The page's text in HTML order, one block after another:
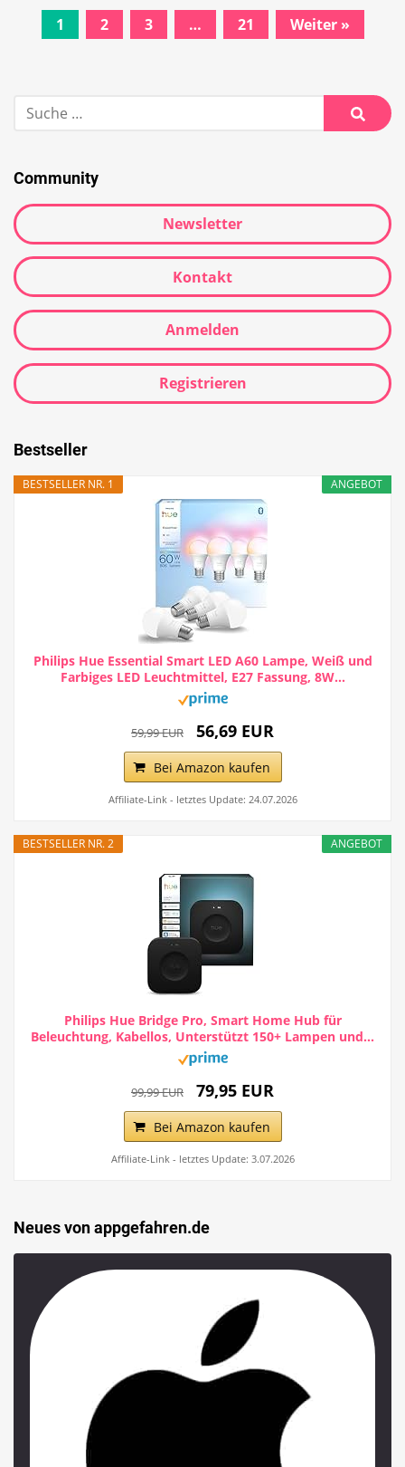
Beitrags-
Navigation
1 2 3 … 21 Weiter »
Suche
nach:
Suche
Community
Newsletter
Kontakt
Anmelden
Registrieren
Bestseller
ANGEBOT
BESTSELLER NR. 1
Philips Hue Essential Smart LED A60 Lampe, Weiß und
Farbiges LED Leuchtmittel, E27 Fassung, 8W...
59,99 EUR 56,69 EUR
Bei Amazon kaufen
Affiliate-Link - letztes Update: 24.07.2026
ANGEBOT
BESTSELLER NR. 2
Philips Hue Bridge Pro, Smart Home Hub für
Beleuchtung, Kabellos, Unterstützt 150+ Lampen und...
99,99 EUR 79,95 EUR
Bei Amazon kaufen
Affiliate-Link - letztes Update: 3.07.2026
Neues von appgefahren.de